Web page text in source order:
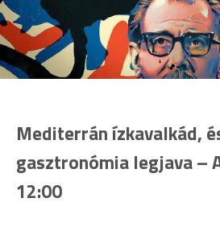
Mediterrán ízkavalkád,
gasztronómia legjava –
12:00